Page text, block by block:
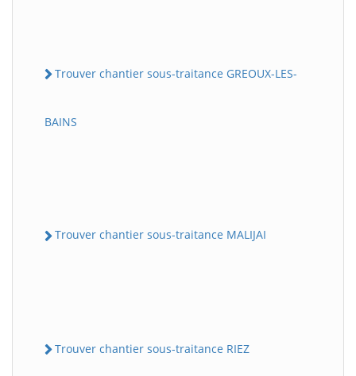
Trouver chantier sous-traitance GREOUX-LES-
BAINS
Trouver chantier sous-traitance MALIJAI
Trouver chantier sous-traitance RIEZ